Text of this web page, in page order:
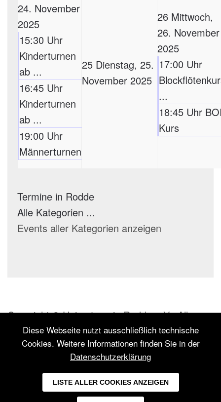
24. November
2025
15:30 Uhr
Kinderturnen
ab ...
16:45 Uhr
Kinderturnen
ab ...
19:00 Uhr
Männerturnen
25 Dienstag, 25.
November 2025
26 Mittwoch,
26. November
2025
17:00 Uhr
...
18:45 Uhr
Kurs
Termine in Rodde
Alle Kategorien ...
Events aller Kategorien anzeigen
Copyright © Heimatverein Rodde e.V.. Alle
Rechte vorbehalten.
Inhalt: Heimatverein Rodde e.V.
Konzept:Textakrobat – Agentur für
Kommunikation & PR Rheine
Diese Webseite nutzt ausschließlich technische
Cookies. Weitere Informationen finden Sie in der
Datenschutzerklärung
LISTE ALLER COOKIES ANZEIGEN